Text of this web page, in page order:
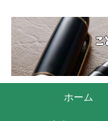
ホーム